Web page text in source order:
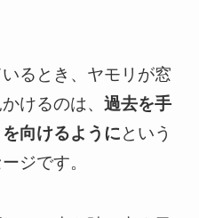
るとき、ヤモリが窓
けるのは、 過去を手
向けるようにという
ジです。